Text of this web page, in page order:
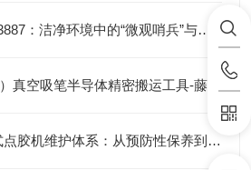
加野尘埃粒子计数器3887：洁净环境中的“微观哨兵”与洁净度“审计官”
武藏ML-6000X气动式点胶机维护体系：从预防性保养到智能运维